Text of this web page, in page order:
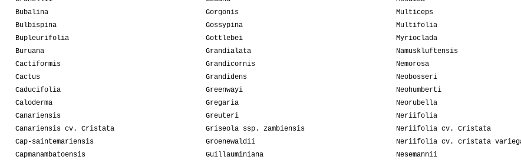
Bubalina
Bulbispina
Bupleurifolia
Buruana
Cactiformis
Cactus
Caducifolia
Caloderma
Canariensis
Canariensis cv. Cristata
Cap-saintemariensis
Capmanambatoensis
Gorgonis
Gossypina
Gottlebei
Grandialata
Grandicornis
Grandidens
Greenwayi
Gregaria
Greuteri
Griseola ssp. zambiensis
Groenewaldii
Guillauminiana
Multiceps
Multifolia
Myrioclada
Namuskluftensis
Nemorosa
Neobosseri
Neohumberti
Neorubella
Neriifolia
Neriifolia cv. Cristata
Neriifolia cv. cristata
Nesemannii